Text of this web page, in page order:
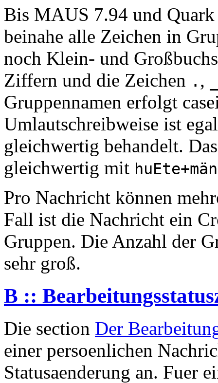
Bis MAUS 7.94 und
beinahe alle Zeichen in
noch Klein- und
Ziffern und die Zeichen . ,
Gruppennamen erfolgt
Umlautschreibweise ist
gleichwertig behandelt.
gleichwertig mit
Pro Nachricht können
Fall ist die Nachricht ein
Gruppen. Die Anzahl der
sehr groß.
B ::
Die section Der
einer persoenlichen
Statusaenderung an. Fuer